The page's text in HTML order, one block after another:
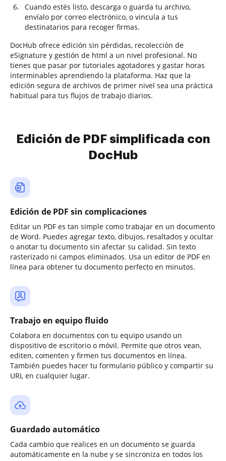
Cuando estés listo, descarga o guarda tu archivo,
envíalo por correo electrónico, o vincula a tus
destinatarios para recoger firmas.
DocHub ofrece edición sin pérdidas, recolección de
eSignature y gestión de html a un nivel profesional. No
tienes que pasar por tutoriales agotadores y gastar horas
interminables aprendiendo la plataforma. Haz que la
edición segura de archivos de primer nivel sea una práctica
habitual para tus flujos de trabajo diarios.
Edición de PDF simplificada con
DocHub
Edición de PDF sin complicaciones
Editar un PDF es tan simple como trabajar en un documento
de Word. Puedes agregar texto, dibujos, resaltados y ocultar
o anotar tu documento sin afectar su calidad. Sin texto
rasterizado ni campos eliminados. Usa un editor de PDF en
línea para obtener tu documento perfecto en minutos.
Trabajo en equipo fluido
Colabora en documentos con tu equipo usando un
dispositivo de escritorio o móvil. Permite que otros vean,
editen, comenten y firmen tus documentos en línea.
También puedes hacer tu formulario público y compartir su
URL en cualquier lugar.
Guardado automático
Cada cambio que realices en un documento se guarda
automáticamente en la nube y se sincroniza en todos los